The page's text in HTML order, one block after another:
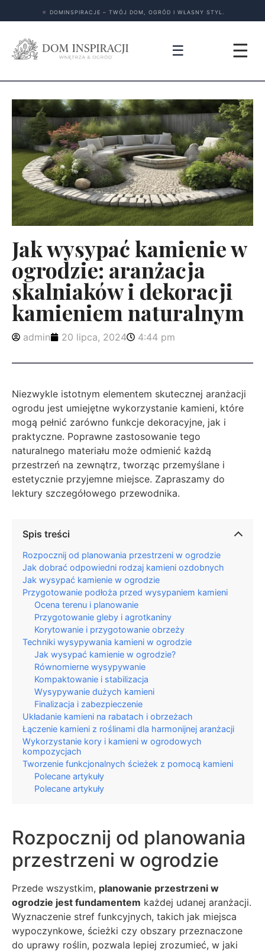
★ DOMINSPIRACJE – TWÓJ DOM, OGRÓD I WŁASNY STYL.
☰ ☰
Jak wysypać kamienie w
ogrodzie: aranżacja
skalniaków i dekoracji
kamieniem naturalnym
admin 20 lipca, 2024 4:44 pm
Niezwykle istotnym elementem skutecznej aranżacji
ogrodu jest umiejętne wykorzystanie kamieni, które
mogą pełnić zarówno funkcje dekoracyjne, jak i
praktyczne. Poprawne zastosowanie tego
naturalnego materiału może odmienić każdą
przestrzeń na zewnątrz, tworząc przemyślane i
estetycznie przyjemne miejsce. Zapraszamy do
lektury szczegółowego przewodnika.
Spis treści
Rozpocznij od planowania przestrzeni w ogrodzie
Jak dobrać odpowiedni rodzaj kamieni ozdobnych
Jak wysypać kamienie w ogrodzie
Przygotowanie podłoża przed wysypaniem kamieni
Ocena terenu i planowanie
Przygotowanie gleby i agrotkaniny
Korytowanie i przygotowanie obrzeży
Techniki wysypywania kamieni w ogrodzie
Jak wysypać kamienie w ogrodzie?
Równomierne wysypywanie
Kompaktowanie i stabilizacja
Wysypywanie dużych kamieni
Finalizacja i zabezpieczenie
Układanie kamieni na rabatach i obrzeżach
Łączenie kamieni z roślinami dla harmonijnej aranżacji
Wykorzystanie kory i kamieni w ogrodowych
kompozycjach
Tworzenie funkcjonalnych ścieżek z pomocą kamieni
Polecane artykuły
Polecane artykuły
Rozpocznij od planowania
przestrzeni w ogrodzie
Przede wszystkim, planowanie przestrzeni w
ogrodzie jest fundamentem każdej udanej aranżacji.
Wyznaczenie stref funkcyjnych, takich jak miejsca
wypoczynkowe, ścieżki czy obszary przeznaczone
do uprawy roślin, pozwala lepiej zrozumieć, w jaki